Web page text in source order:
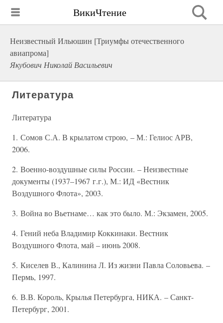
ВикиЧтение
Неизвестный Ильюшин [Триумфы отечественного
авиапрома]
Якубович Николай Васильевич
Литература
Литература
1. Сомов С.А. В крылатом строю, – М.: Гелиос АРВ,
2006.
2. Военно-воздушные силы России. – Неизвестные
документы (1937–1967 г.г.), М.: ИД «Вестник
Воздушного Флота», 2003.
3. Война во Вьетнаме… как это было. М.: Экзамен, 2005.
4. Гений неба Владимир Коккинаки. Вестник
Воздушного Флота, май – июнь 2008.
5. Киселев В., Калинина Л. Из жизни Павла Соловьева. –
Пермь, 1997.
6. В.В. Король, Крылья Петербурга, НИКА. – Санкт-
Петербург, 2001.